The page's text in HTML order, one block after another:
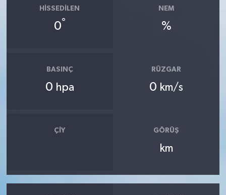
HISSEDILEN
0°
NEM
%
BASINÇ
0 hpa
RÜZGAR
0 km/s
ÇIY GÖRÜŞ
km